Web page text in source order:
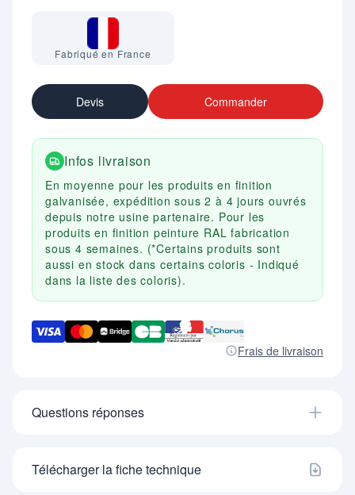
Fabriqué en France
Devis Commander
Infos livraison
En moyenne pour les produits en finition
galvanisée, expédition sous 2 à 4 jours ouvrés
depuis notre usine partenaire. Pour les
produits en finition peinture RAL fabrication
sous 4 semaines. (*Certains produits sont
aussi en stock dans certains coloris - Indiqué
dans la liste des coloris).
Frais de livraison
Questions réponses
Télécharger la fiche technique